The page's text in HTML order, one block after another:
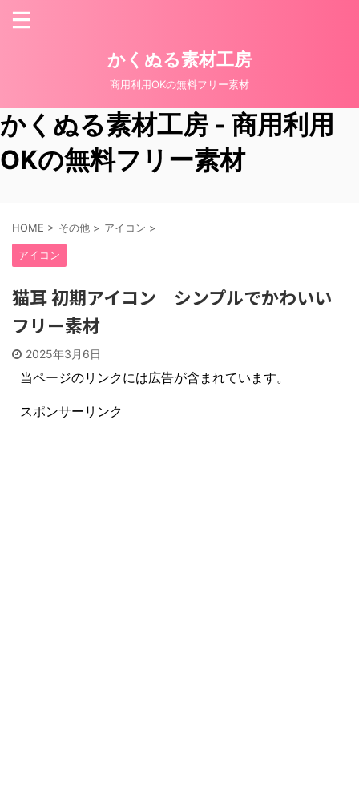
かくぬる素材工房
商用利用OKの無料フリー素材
かくぬる素材工房 - 商用利用
OKの無料フリー素材
HOME > その他 > アイコン >
アイコン
猫耳 初期アイコン シンプルでかわいい
フリー素材
2025年3月6日
当ページのリンクには広告が含まれています。
スポンサーリンク